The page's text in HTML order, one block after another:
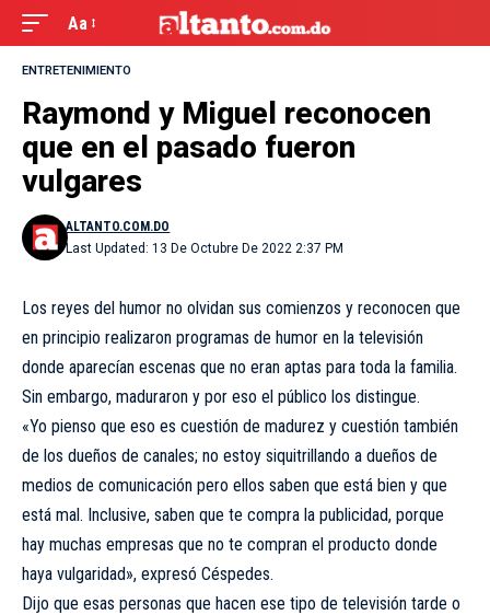
Aa
ENTRETENIMIENTO
Raymond y Miguel reconocen
que en el pasado fueron
vulgares
Last Updated: 13 De Octubre De 2022 2:37 PM
ALTANTO.COM.DO
Los reyes del humor no olvidan sus comienzos y reconocen que
en principio realizaron programas de humor en la televisión
donde aparecían escenas que no eran aptas para toda la familia.
Sin embargo, maduraron y por eso el público los distingue.
«Yo pienso que eso es cuestión de madurez y cuestión también
de los dueños de canales; no estoy siquitrillando a dueños de
medios de comunicación pero ellos saben que está bien y que
está mal. Inclusive, saben que te compra la publicidad, porque
hay muchas empresas que no te compran el producto donde
haya vulgaridad», expresó Céspedes.
Dijo que esas personas que hacen ese tipo de televisión tarde o